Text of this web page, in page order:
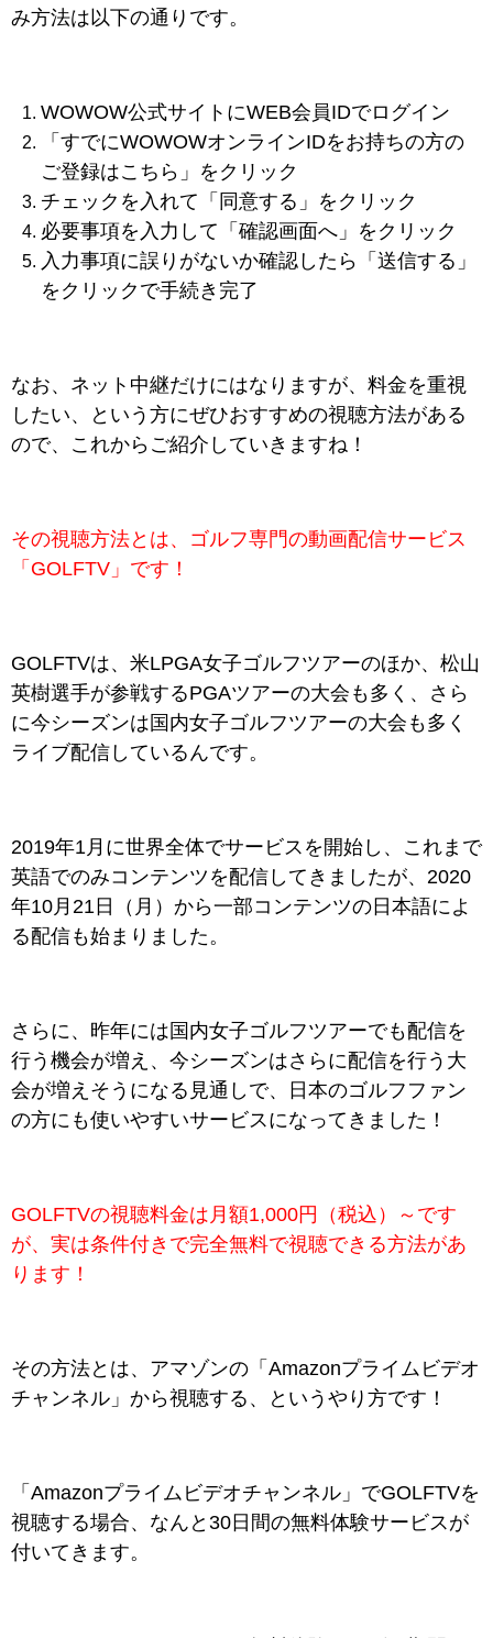
み方法は以下の通りです。
WOWOW公式サイトにWEB会員IDでログイン
「すでにWOWOWオンラインIDをお持ちの方の
ご登録はこちら」をクリック
チェックを入れて「同意する」をクリック
必要事項を入力して「確認画面へ」をクリック
入力事項に誤りがないか確認したら「送信する」
をクリックで手続き完了
なお、ネット中継だけにはなりますが、料金を重視
したい、という方にぜひおすすめの視聴方法がある
ので、これからご紹介していきますね！
その視聴方法とは、ゴルフ専門の動画配信サービス
「GOLFTV」です！
GOLFTVは、米LPGA女子ゴルフツアーのほか、松山
英樹選手が参戦するPGAツアーの大会も多く、さら
に今シーズンは国内女子ゴルフツアーの大会も多く
ライブ配信しているんです。
2019年1月に世界全体でサービスを開始し、これまで
英語でのみコンテンツを配信してきましたが、2020
年10月21日（月）から一部コンテンツの日本語によ
る配信も始まりました。
さらに、昨年には国内女子ゴルフツアーでも配信を
行う機会が増え、今シーズンはさらに配信を行う大
会が増えそうになる見通しで、日本のゴルフファン
の方にも使いやすいサービスになってきました！
GOLFTVの視聴料金は月額1,000円（税込）～です
が、実は条件付きで完全無料で視聴できる方法があ
ります！
その方法とは、アマゾンの「Amazonプライムビデオ
チャンネル」から視聴する、というやり方です！
「Amazonプライムビデオチャンネル」でGOLFTVを
視聴する場合、なんと30日間の無料体験サービスが
付いてきます。